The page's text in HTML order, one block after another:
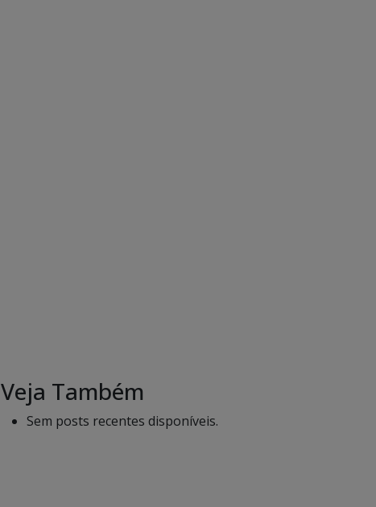
Veja Também
Sem posts recentes disponíveis.